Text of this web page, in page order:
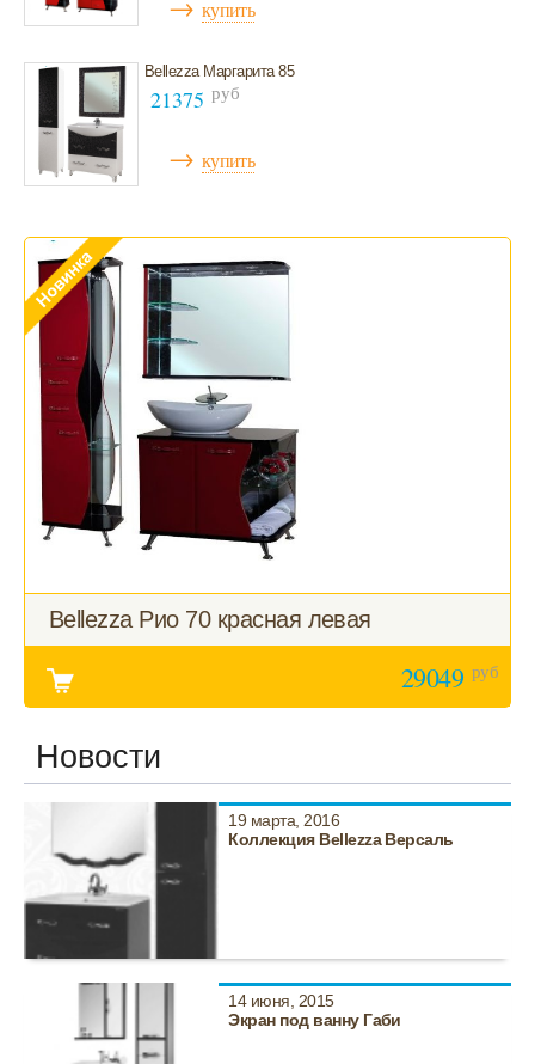
купить
Bellezza Маргарита 85
21375 руб
→ купить
Bellezza Рио 70 красная левая
29049 руб
Новости
19 марта, 2016
Коллекция Bellezza Версаль
14 июня, 2015
Экран под ванну Габи